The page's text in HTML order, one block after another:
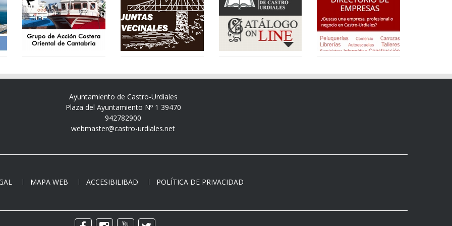
Ayuntamiento de Castro-Urdiales
Plaza del Ayuntamiento Nº 1 39470
942782900
webmaster@castro-urdiales.net
MAPA WEB ACCESIBILIBAD POLÍTICA DE PRIVACIDAD